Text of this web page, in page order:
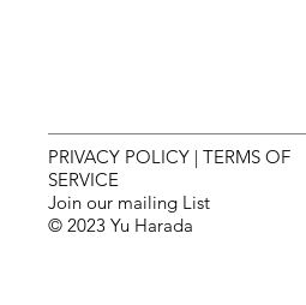
PRIVACY POLICY |TERMS OF
SERVICE
Join our mailing List
© 2023 Yu Harada